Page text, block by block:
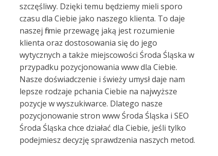
szczęśliwy. Dzięki temu będziemy mieli sporo
czasu dla Ciebie jako naszego klienta. To daje
naszej firmie przewagę jaką jest rozumienie
klienta oraz dostosowania się do jego
wytycznych a także miejscowości Środa Śląska w
przypadku pozycjonowania www dla Ciebie.
Nasze doświadczenie i świeży umysł daje nam
lepsze rodzaje pchania Ciebie na najwyższe
pozycje w wyszukiwarce. Dlatego nasze
pozycjonowanie stron www Środa Śląska i SEO
Środa Śląska chce działać dla Ciebie, jeśli tylko
podejmiesz decyzję sprawdzenia naszych metod.